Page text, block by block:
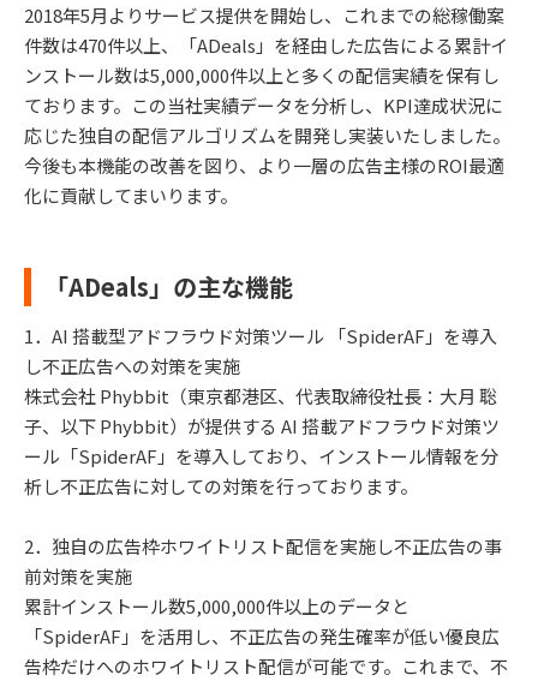
2018年5月よりサービス提供を開始し、これまでの総稼働案
件数は470件以上、「ADeals」を経由した広告による累計イ
ンストール数は5,000,000件以上と多くの配信実績を保有し
ております。この当社実績データを分析し、KPI達成状況に
応じた独自の配信アルゴリズムを開発し実装いたしました。
今後も本機能の改善を図り、より一層の広告主様のROI最適
化に貢献してまいります。
「ADeals」の主な機能
1．AI 搭載型アドフラウド対策ツール 「SpiderAF」を導入
し不正広告への対策を実施
株式会社 Phybbit（東京都港区、代表取締役社長：大月 聡
子、以下 Phybbit）が提供する AI 搭載アドフラウド対策ツ
ール「SpiderAF」を導入しており、インストール情報を分
析し不正広告に対しての対策を行っております。
2．独自の広告枠ホワイトリスト配信を実施し不正広告の事
前対策を実施
累計インストール数5,000,000件以上のデータと
「SpiderAF」を活用し、不正広告の発生確率が低い優良広
告枠だけへのホワイトリスト配信が可能です。これまで、不